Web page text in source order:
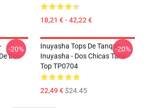
18,21 € - 42,22 €
Dos
-20%
Inuyasha Tops De Tanque -
Inuyasha - Dos Chicas Tank
Top TP0704
22,49 €$24.45
-20%